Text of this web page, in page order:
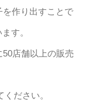
を作り出すことで
す。
店舗以上の販売
ださい。